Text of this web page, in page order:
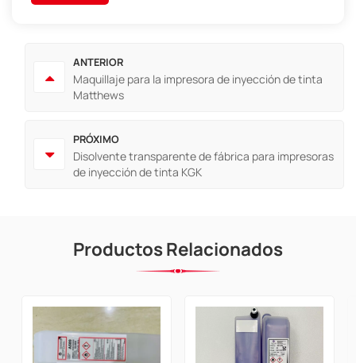
ANTERIOR
Maquillaje para la impresora de inyección de tinta
Matthews
PRÓXIMO
Disolvente transparente de fábrica para impresoras
de inyección de tinta KGK
Productos Relacionados